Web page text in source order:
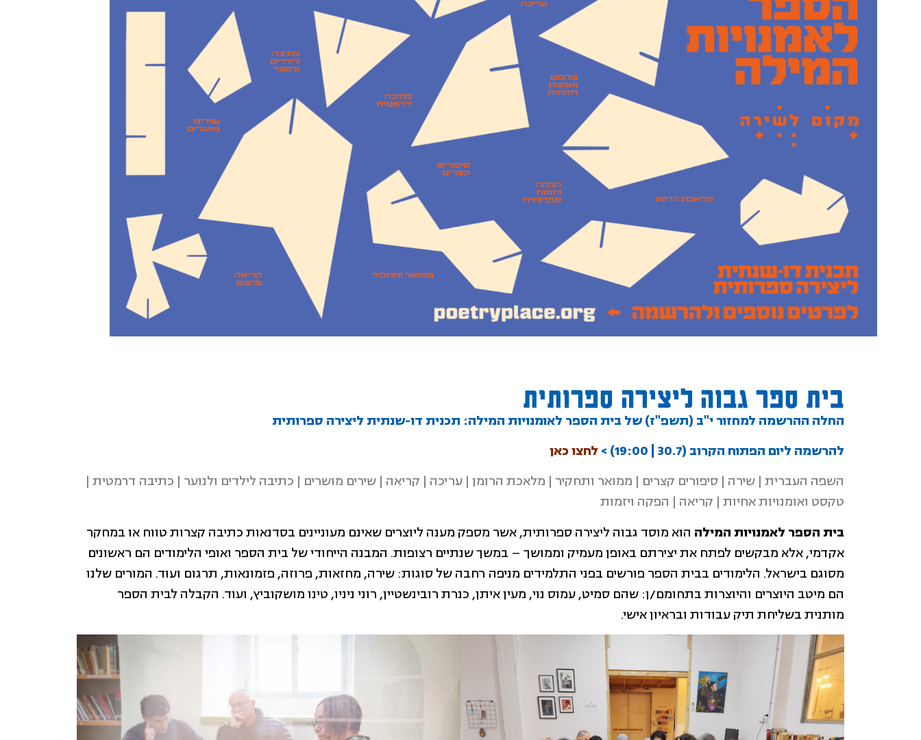
בית ספר גבוה ליצירה ספרותית
החלה ההרשמה למחזור י"ב (תשפ"ז) של בית הספר לאומנויות המילה: תכנית דו-שנתית ליצירה ספרותית
להרשמה ליום הפתוח הקרוב (30.7 | 19:00) >
לחצו כאן
השפה העברית | שירה | סיפורים קצרים | ממואר ותחקיר | מלאכת הרומן | עריכה | קריאה | שירים מושרים | כתיבה לילדים ולנוער | כתיבה דרמטית |
טקסט ואומנויות אחיות | קריאה | הפקה ויזמות
בית הספר לאמנויות המילה הוא מוסד גבוה ליצירה ספרותית, אשר מספק מענה ליוצרים שאינם מעוניינים בסדנאות כתיבה קצרות טווח או במחקר
אקדמי, אלא מבקשים לפתח את יצירתם באופן מעמיק וממושך – במשך שנתיים רצופות. המבנה הייחודי של בית הספר ואופי הלימודים הם ראשונים
מסוגם בישראל. הלימודים בבית הספר פורשים בפני התלמידים מניפה רחבה של סוגות: שירה, מחזאות, פרוזה, פזמונאות, תרגום ועוד. המורים שלנו
הם מיטב היוצרים והיוצרות בתחומם/ן: שהם סמיט, עמוס נוי, מעין איתן, כנרת רובינשטיין, רוני ניניו, טינו מושקוביץ, ועוד. הקבלה לבית הספר
מותנית בשליחת תיק עבודות ובראיון אישי.